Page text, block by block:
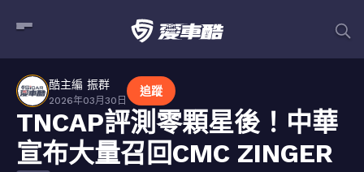
酷主編 振群
2026年03月30日
追蹤
TNCAP評測零顆星後！中華
宣布大量召回CMC ZINGER